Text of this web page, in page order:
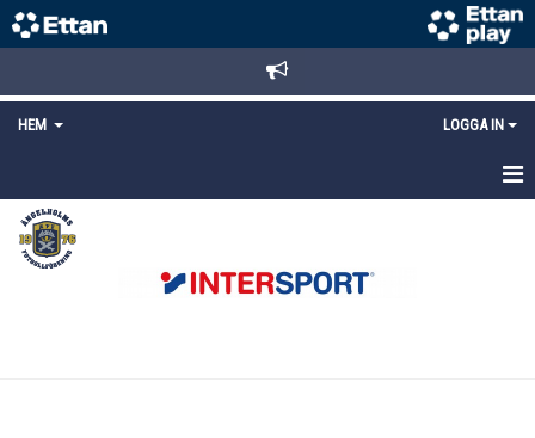
HEM LOGGA IN
STARTSIDA
NYHETER